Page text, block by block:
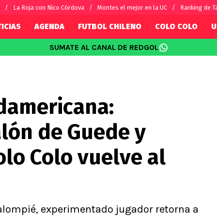
La Roja con Nico Córdova Montes el mejor en la UC Ranking de
por el mundo
Fútbol Argentino
Fútbol Brasileño
AGENDA FUTBOL CHILENO COLO COLO
SUMATE AL CANAL DE REDGOL
de Guede y
Colo vuelve al
experimentado jugador retorna a